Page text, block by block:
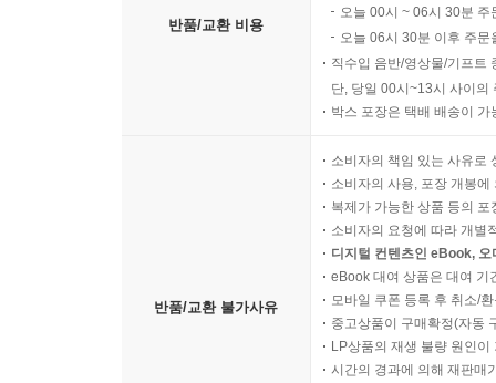
반품/교환 비용
오늘 00시 ~ 06시 30분
오늘 06시 30분 이후 주
직수입 음반/영상물/기프트
단, 당일 00시~13시 사이의
박스 포장은 택배 배송이
반품/교환 불가사유
소비자의 책임 있는 사유로
소비자의 사용, 포장 개봉
복제가 가능한 상품 등의
소비자의 요청에 따라 개별
디지털 컨텐츠인 eBook,
eBook 대여 상품은 대여 기
모바일 쿠폰 등록 후 취소/
중고상품이 구매확정(자동
LP상품의 재생 불량 원인
시간의 경과에 의해 재판매